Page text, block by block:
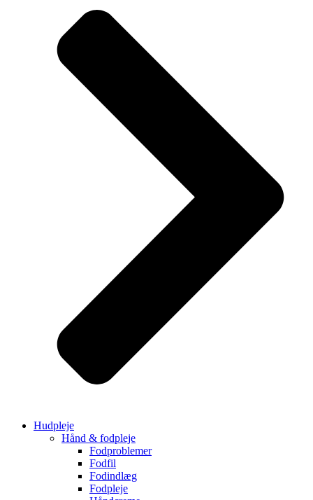
Hudpleje
Hånd & fodpleje
Fodproblemer
Fodfil
Fodindlæg
Fodpleje